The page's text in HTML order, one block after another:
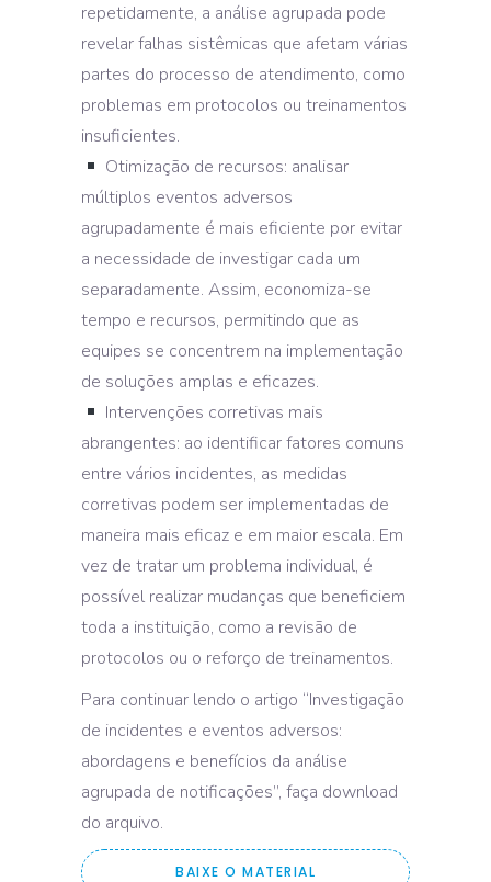
repetidamente, a análise agrupada pode
revelar falhas sistêmicas que afetam várias
partes do processo de atendimento, como
problemas em protocolos ou treinamentos
insuficientes.
Otimização de recursos: analisar
múltiplos eventos adversos
agrupadamente é mais eficiente por evitar
a necessidade de investigar cada um
separadamente. Assim, economiza-se
tempo e recursos, permitindo que as
equipes se concentrem na implementação
de soluções amplas e eficazes.
Intervenções corretivas mais
abrangentes: ao identificar fatores comuns
entre vários incidentes, as medidas
corretivas podem ser implementadas de
maneira mais eficaz e em maior escala. Em
vez de tratar um problema individual, é
possível realizar mudanças que beneficiem
toda a instituição, como a revisão de
protocolos ou o reforço de treinamentos.
Para continuar lendo o artigo “Investigação
de incidentes e eventos adversos:
abordagens e benefícios da análise
agrupada de notificações”, faça download
do arquivo.
BAIXE O MATERIAL